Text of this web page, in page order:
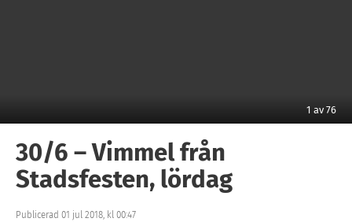
1 av 76
30/6 – Vimmel från
Stadsfesten, lördag
Publicerad 01 jul 2018, kl 00:47